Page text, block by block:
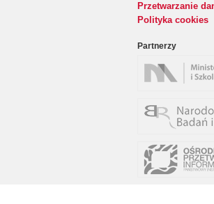
Przetwarzanie
Polityka cookies
Partnerzy